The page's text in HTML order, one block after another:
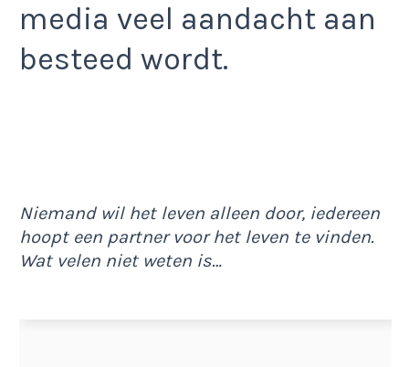
media veel aandacht aan
besteed wordt.
Niemand wil het leven alleen door, iedereen
hoopt een partner voor het leven te vinden.
Wat velen niet weten is…